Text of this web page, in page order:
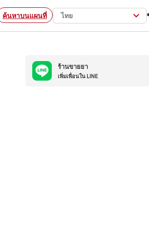
ค้นหาบนแผนที่ ไทย
ร้านขายยา
เพิ่มเพื่อนใน LINE